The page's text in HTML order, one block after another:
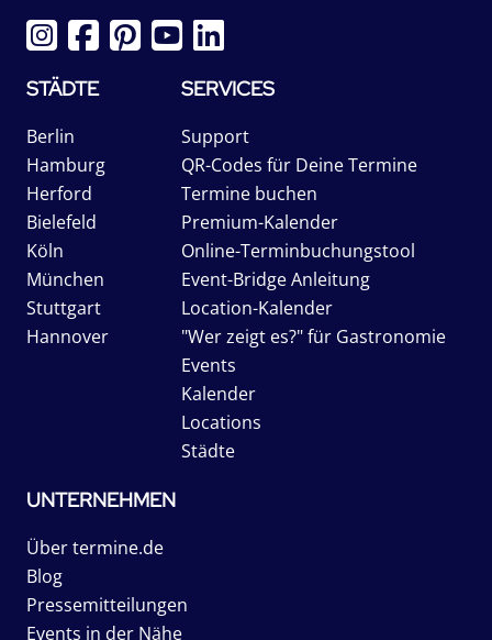
STÄDTE
Berlin
Hamburg
Herford
Bielefeld
Köln
München
Stuttgart
Hannover
SERVICES
Support
QR-Codes für Deine Termine
Termine buchen
Premium-Kalender
Online-Terminbuchungstool
Event-Bridge Anleitung
Location-Kalender
"Wer zeigt es?" für Gastronomie
Events
Kalender
Locations
Städte
UNTERNEHMEN
Über termine.de
Blog
Pressemitteilungen
Events in der Nähe